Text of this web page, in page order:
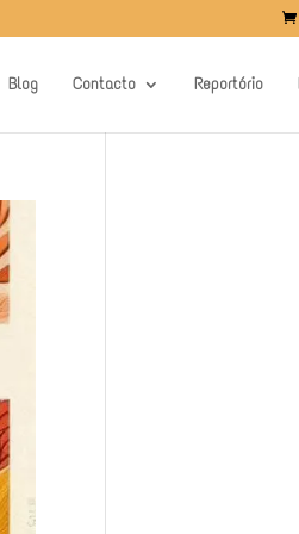
Blog Contacto Reportório